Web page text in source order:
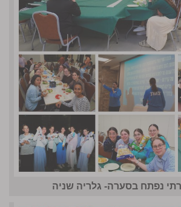
נפתח בסערה- גלריה שניה